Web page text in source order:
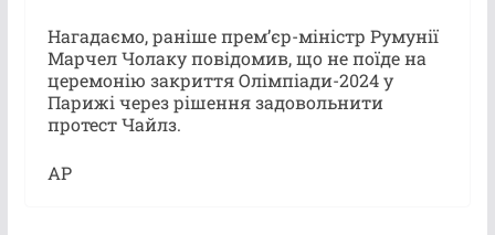
Нагадаємо, раніше прем’єр-міністр Румунії
Марчел Чолаку повідомив, що не поїде на
церемонію закриття Олімпіади-2024 у
Парижі через рішення задовольнити
протест Чайлз.
АР